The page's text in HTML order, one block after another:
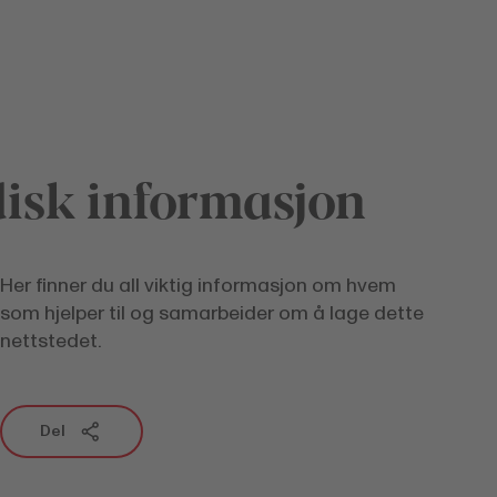
informasjon
Her finner du all viktig informasjon om hvem
som hjelper til og samarbeider om å lage dette
nettstedet.
Del